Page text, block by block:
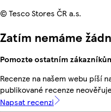
© Tesco Stores ČR a.s.
Zatím nemáme
Pomozte ostatním
Recenze na našem webu píší
publikované recenze
Napsat recenzi